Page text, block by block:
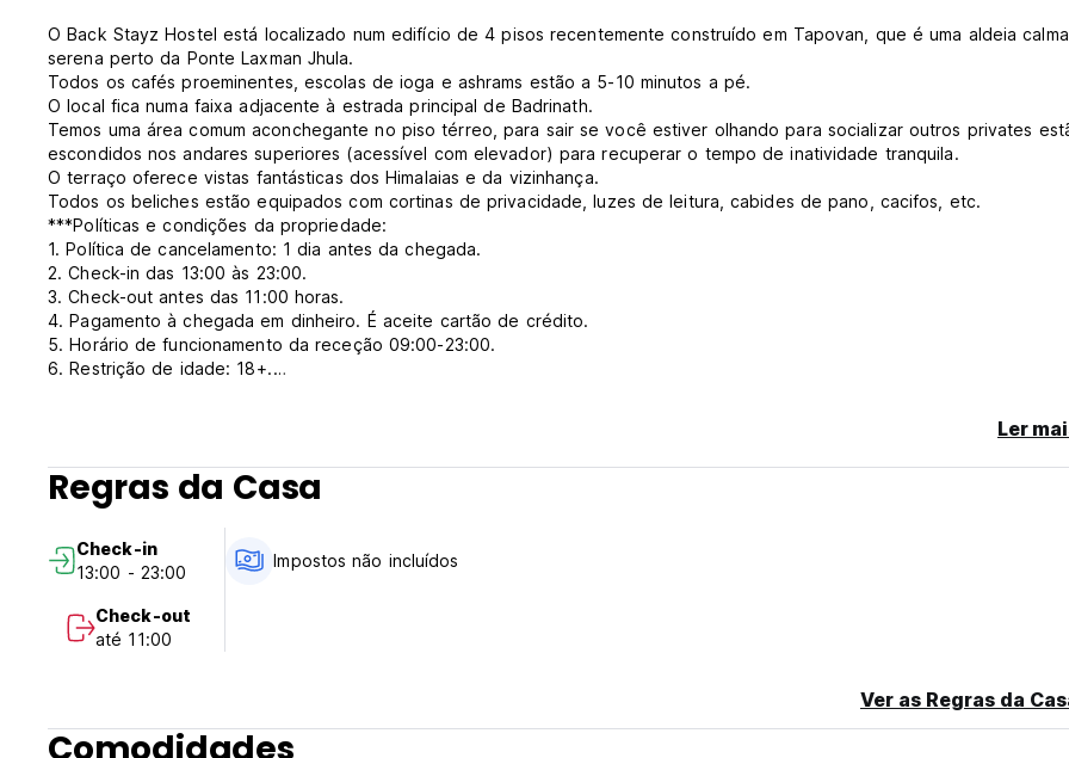
O Back Stayz Hostel está localizado num edifício de 4 pisos recentemente construído em Tapovan, que é uma aldeia
serena perto da Ponte Laxman Jhula.
Todos os cafés proeminentes, escolas de ioga e ashrams estão a 5-10 minutos a pé.
O local fica numa faixa adjacente à estrada principal de Badrinath.
Temos uma área comum aconchegante no piso térreo, para sair se você estiver olhando para socializar outros privates
escondidos nos andares superiores (acessível com elevador) para recuperar o tempo de inatividade tranquila.
O terraço oferece vistas fantásticas dos Himalaias e da vizinhança.
Todos os beliches estão equipados com cortinas de privacidade, luzes de leitura, cabides de pano, cacifos, etc.
***Políticas e condições da propriedade:
1. Política de cancelamento: 1 dia antes da chegada.
2. Check-in das 13:00 às 23:00.
3. Check-out antes das 11:00 horas.
4. Pagamento à chegada em dinheiro. É aceite cartão de crédito.
5. Horário de funcionamento da receção 09:00-23:00.
6. Restrição de idade: 18+.
Ler
Regras da Casa
Check-in
13:00 - 23:00
Check-out
até 11:00
Impostos não incluídos
Ver as Regras da